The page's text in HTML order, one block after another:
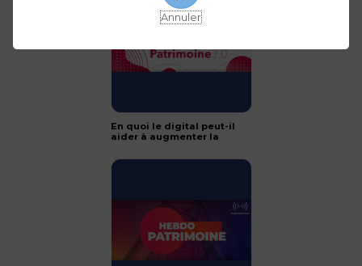
En quoi le digital peut-il
aider à augmenter la
Annuler